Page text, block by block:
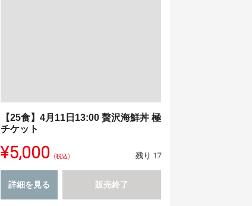
【25食】4月11日13:00 贅沢海鮮丼 極
チケット
¥5,000 (税込) 残り 17
詳細を見る 販売終了